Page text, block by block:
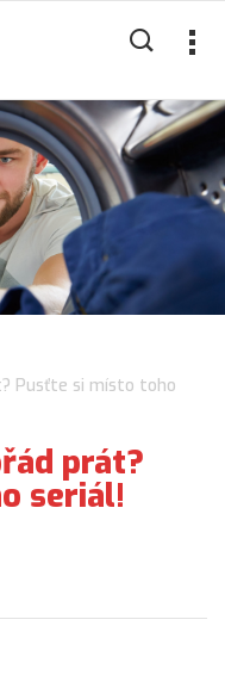
Pusťte si místo toho
prát?
seriál!